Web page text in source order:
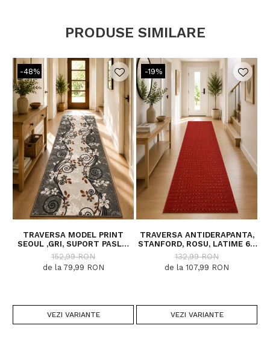
polipropilena de cea mai inalta calitate.
Proprietati antistatic.
Potrivit pentru pardoseli incalzite.
PRODUSE SIMILARE
-48%
TRAVERSA MODEL PRINT
SEOUL ,GRI, SUPORT PASLA,
LATIME 100 CM, 820 GR/MP
152,99 RON
de la 79,99 RON
VEZI VARIANTE
-19%
TRAVERSA ANTIDERAPANTA,
STANFORD, ROSU, LATIME 67
CM, DIVERSE LUNGIMI
132,99 RON
de la 107,99 RON
VEZI VARIANTE